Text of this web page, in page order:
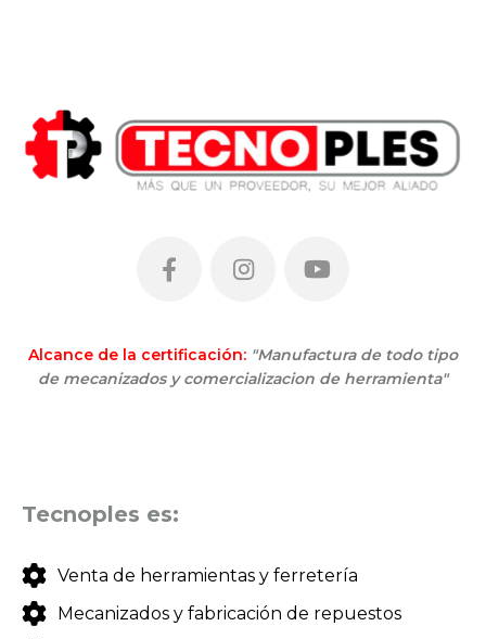
Alcance de la certificación: "Manufactura de todo tipo
de mecanizados y comercializacion de herramienta"
Tecnoples es:
Venta de herramientas y ferretería
Mecanizados y fabricación de repuestos